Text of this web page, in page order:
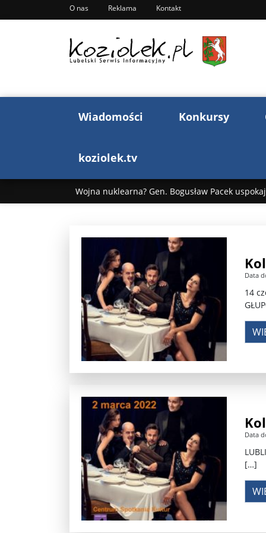
O nas Reklama Kontakt
Wiadomości Konkursy
koziolek.tv
Wojna nuklearna? Gen. Bogusław Pacek
„Ciao, Goethe!”: Jacek Cygan w podróży do
Bogusław Chrabota: Błazeństwa Andrzeja Dudy
Władimir Putin po ultimatum Donalda Trumpa:
Przemysław Czarnek ujawnia, z jakimi partiami
Są wyniki rekrytacji na SGGW. Uczelnia będzie
Były prezydent Korei Płd. nie dał się
Pierwszy kraj UE zakazuje eksportu broni do
Okrągły stół na Białorusi? Przeciwnicy
Grażyna Torbicka: Kocham kino, ale kocham też
Estera Flieger: Nie znoszę dyskusji o sensie
Michał Szułdrzyński: Z popiołów aż do chmur.
Data
14
Data
[…]